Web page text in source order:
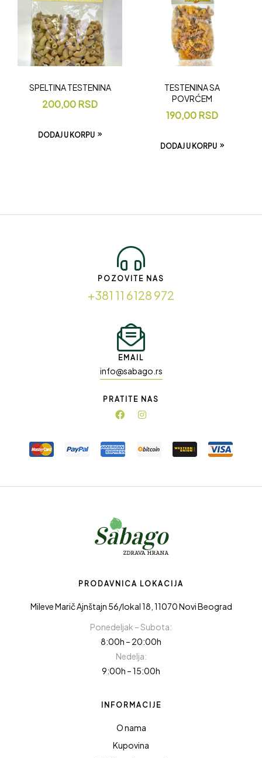
SPELTINA TESTENINA
200,00RSD
DODAJ U KORPU
TESTENINA SA
POVRĆEM
190,00RSD
DODAJ U KORPU
POZOVITE NAS
+381 11 6128 972
EMAIL
info@sabago.rs
PRATITE NAS
PRODAVNICA LOKACIJA
Mileve Marič Ajnštajn 56/lokal 18, 11070 Novi Beograd
Ponedeljak – Subota:
8:00h – 20:00h
Nedelja:
9:00h – 15:00h
INFORMACIJE
O nama
Kupovina